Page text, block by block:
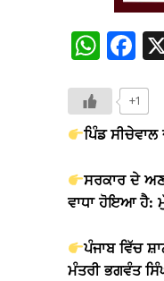
W
at
s
p
p
F
c
e
o
o
k
+1
ਪਿੰਡ
ਸਰਕਾਰ ਦੇ
ਵਾਧਾ ਹੋਇਆ ਹੈ:
ਪੰਜਾਬ ਵਿੱਚ
ਮੰਤਰੀ ਭਗਵੰਤ